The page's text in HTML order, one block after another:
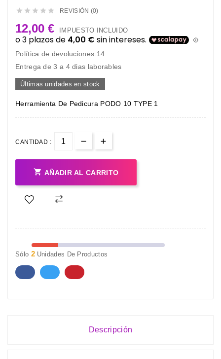
     REVISIÓN (0)
12,00 € IMPUESTO INCLUIDO
Política de devoluciones:14
Entrega de 3 a 4 dias laborables
Últimas unidades en stock
Herramienta De Pedicura PODO 10 TYPE 1
CANTIDAD :
 AÑADIR AL CARRITO
Sólo 2Unidades De Productos
Descripción